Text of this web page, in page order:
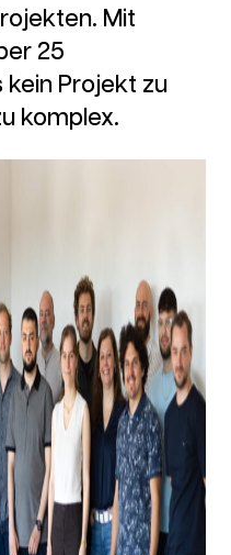
Mit
25
kein Projekt zu
komplex.